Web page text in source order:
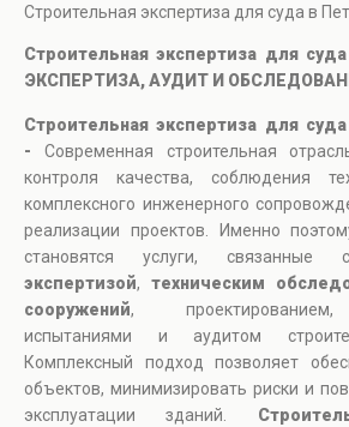
Строительная экспертиза для суда в
Строительная экспертиза для
ЭКСПЕРТИЗА, АУДИТ И
Строительная экспертиза для
- Современная строительная
контроля качества, соблюдения
комплексного инженерного
реализации проектов. Именно
становятся услуги,
экспертизой, техническим
сооружений, проектированием,
испытаниями и аудитом
Комплексный подход позволяет
объектов, минимизировать риски и
эксплуатации зданий.